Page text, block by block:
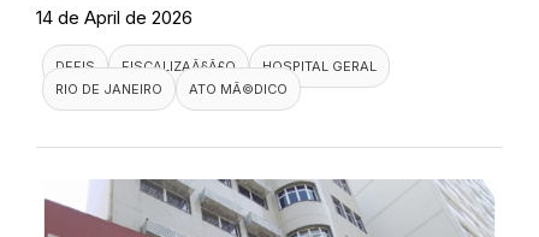
14 de April de 2026
DEFIS FISCALIZAÃ§Ã£O
HOSPITAL GERAL
RIO DE JANEIRO
ATO MÃ©DICO